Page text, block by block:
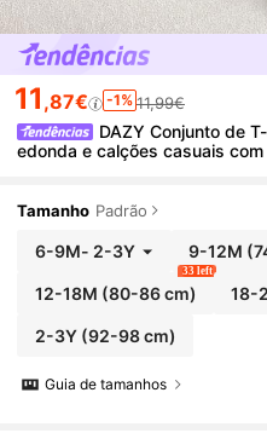
11 ,87€ -1% 11,99€
DAZY Conjunto de
edonda e calções casuais
Tamanho Padrão
6-9M- 2-3Y 9-12M
12-18M (80-86 cm)
33 left
18-
2-3Y(92-98 cm)
Guia de tamanhos